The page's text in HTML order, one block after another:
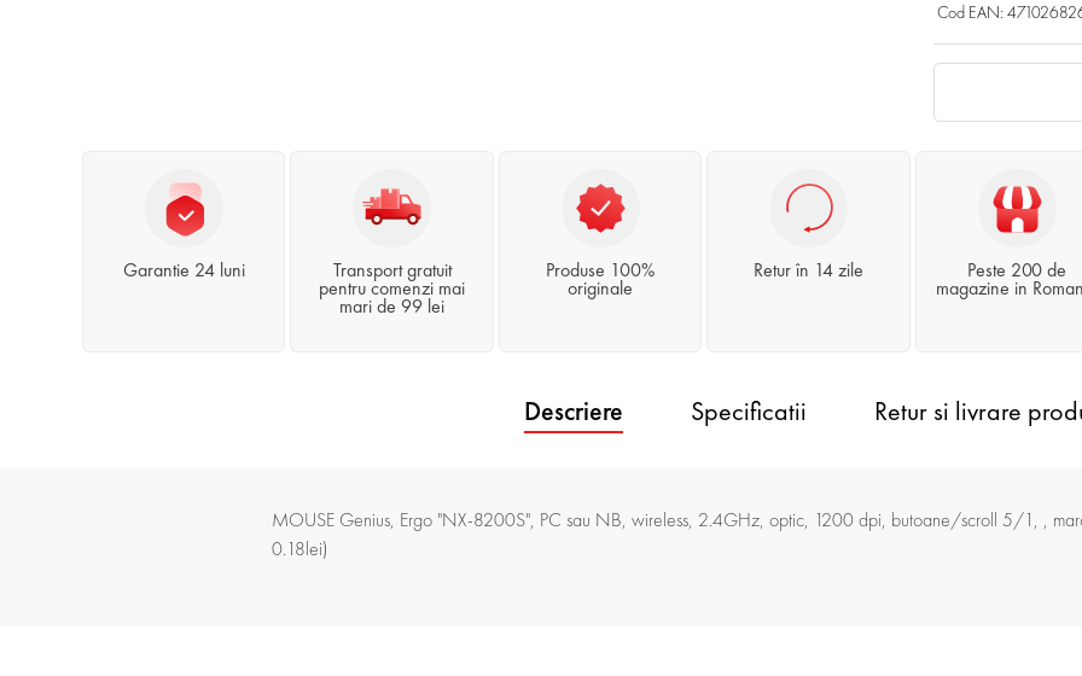
Cod EAN:
Garantie 24 luni Transport gratuit
pentru comenzi mai
mari de 99 lei
Produse 100%
originale
Retur în 14 zile Peste 200 de
magazine in
Descriere Specificatii Retur si livrare
MOUSE Genius, Ergo "NX-8200S", PC sau NB, wireless, 2.4GHz, optic, 1200 dpi, butoane/scroll 5/1, ,
0.18lei)